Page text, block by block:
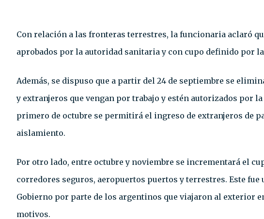
Con relación a las fronteras terrestres, la funcionaria aclaró
aprobados por la autoridad sanitaria y con cupo definido por
Además, se dispuso que a partir del 24 de septiembre se
y extranjeros que vengan por trabajo y estén autorizados por
primero de octubre se permitirá el ingreso de extranjeros de
aislamiento.
Por otro lado, entre octubre y noviembre se incrementará el
corredores seguros, aeropuertos puertos y terrestres. Este
Gobierno por parte de los argentinos que viajaron al exterior
motivos.